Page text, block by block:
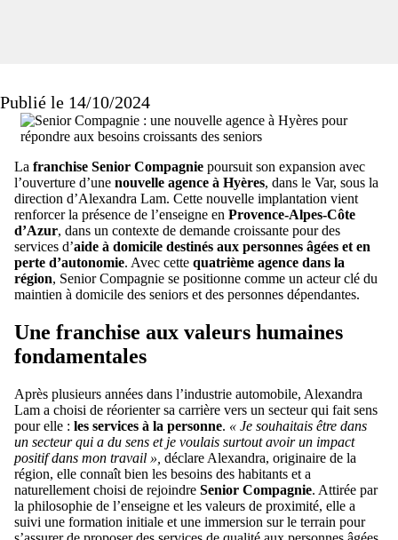
Publié le 14/10/2024
La franchise Senior Compagnie poursuit son expansion avec
l’ouverture d’une nouvelle agence à Hyères, dans le Var, sous la
direction d’Alexandra Lam. Cette nouvelle implantation vient
renforcer la présence de l’enseigne en Provence-Alpes-Côte
d’Azur, dans un contexte de demande croissante pour des
services d’aide à domicile destinés aux personnes âgées et en
perte d’autonomie. Avec cette quatrième agence dans la
région, Senior Compagnie se positionne comme un acteur clé du
maintien à domicile des seniors et des personnes dépendantes.
Une franchise aux valeurs humaines
fondamentales
Après plusieurs années dans l’industrie automobile, Alexandra
Lam a choisi de réorienter sa carrière vers un secteur qui fait sens
pour elle : les services à la personne. « Je souhaitais être dans
un secteur qui a du sens et je voulais surtout avoir un impact
positif dans mon travail », déclare Alexandra, originaire de la
région, elle connaît bien les besoins des habitants et a
naturellement choisi de rejoindre Senior Compagnie. Attirée par
la philosophie de l’enseigne et les valeurs de proximité, elle a
suivi une formation initiale et une immersion sur le terrain pour